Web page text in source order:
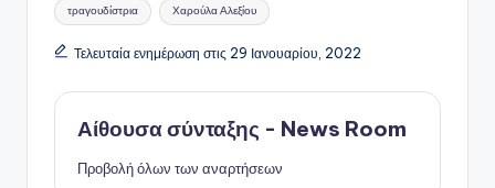
τραγουδίστρια Χαρούλα Αλεξίου
Τελευταία ενημέρωση στις 29 Ιανουαρίου, 2022
Αίθουσα σύνταξης - News Room
Προβολή όλων των αναρτήσεων